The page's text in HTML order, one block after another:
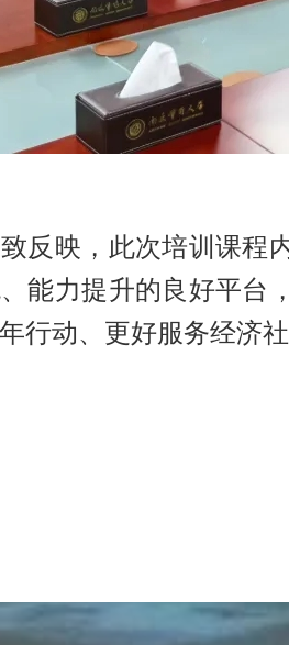
映，此次培训课程内
能力提升的良好平台
行动、更好服务经济